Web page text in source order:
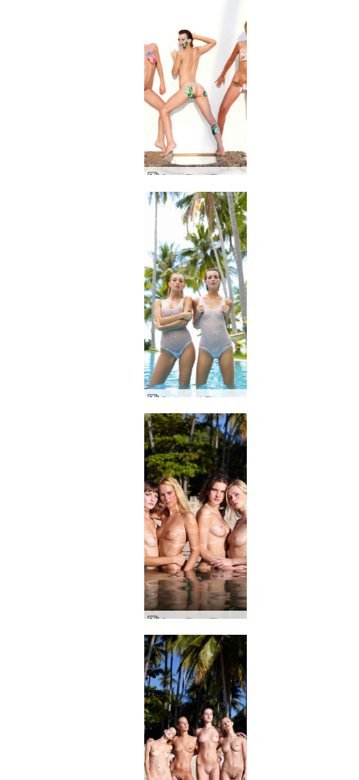
Coxy and Flora bassengfest av Alya
Coxy Flora Thea Zaika 4 divaer